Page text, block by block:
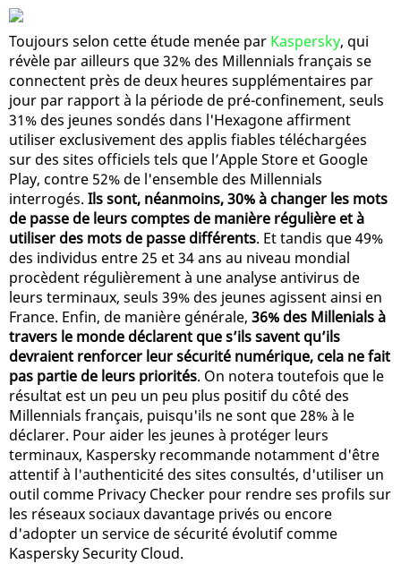
Toujours selon cette étude menée par Kaspersky, qui
révèle par ailleurs que 32% des Millennials français se
connectent près de deux heures supplémentaires par
jour par rapport à la période de pré-confinement, seuls
31% des jeunes sondés dans l'Hexagone affirment
utiliser exclusivement des applis fiables téléchargées
sur des sites officiels tels que l’Apple Store et Google
Play, contre 52% de l'ensemble des Millennials
interrogés. Ils sont, néanmoins, 30% à changer les mots
de passe de leurs comptes de manière régulière et à
utiliser des mots de passe différents. Et tandis que 49%
des individus entre 25 et 34 ans au niveau mondial
procèdent régulièrement à une analyse antivirus de
leurs terminaux, seuls 39% des jeunes agissent ainsi en
France. Enfin, de manière générale, 36% des Millenials à
travers le monde déclarent que s’ils savent qu’ils
devraient renforcer leur sécurité numérique, cela ne fait
pas partie de leurs priorités. On notera toutefois que le
résultat est un peu un peu plus positif du côté des
Millennials français, puisqu'ils ne sont que 28% à le
déclarer. Pour aider les jeunes à protéger leurs
terminaux, Kaspersky recommande notamment d'être
attentif à l'authenticité des sites consultés, d'utiliser un
outil comme Privacy Checker pour rendre ses profils sur
les réseaux sociaux davantage privés ou encore
d'adopter un service de sécurité évolutif comme
Kaspersky Security Cloud.